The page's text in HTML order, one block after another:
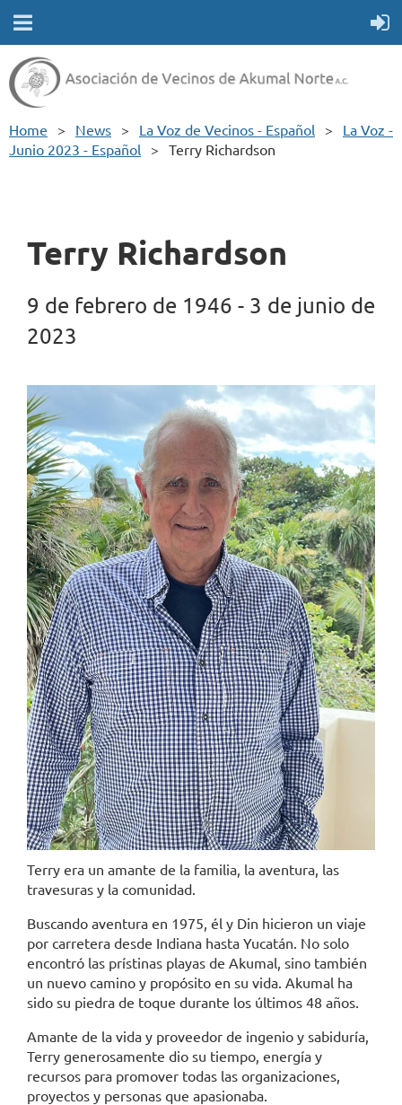
Home News La Voz de Vecinos - Español
La Voz -
Junio 2023 - Español
Terry Richardson
Terry Richardson
9 de febrero de 1946 - 3 de junio de
2023
Terry era un amante de la familia, la aventura, las
travesuras y la comunidad.
Buscando aventura en 1975, él y Din hicieron un viaje
por carretera desde Indiana hasta Yucatán. No solo
encontró las prístinas playas de Akumal, sino también
un nuevo camino y propósito en su vida. Akumal ha
sido su piedra de toque durante los últimos 48 años.
Amante de la vida y proveedor de ingenio y sabiduría,
Terry generosamente dio su tiempo, energía y
recursos para promover todas las organizaciones,
proyectos y personas que apasionaba.